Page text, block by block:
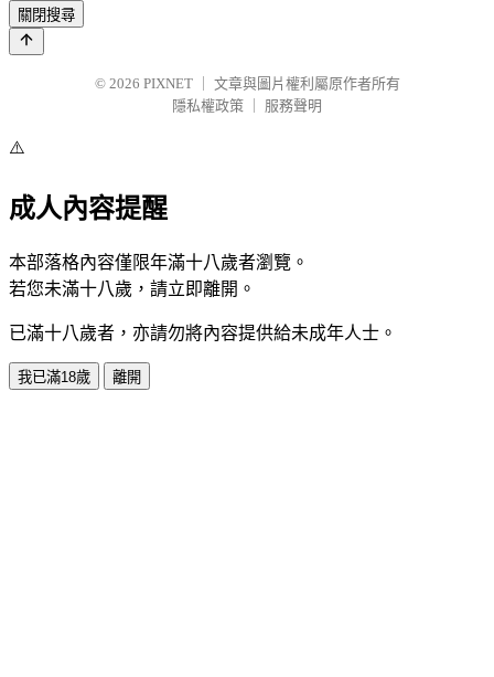
關閉搜尋
© 2026 PIXNET
文章與圖片權利屬原作者所有
隱私權政策
服務聲明
⚠️
成人內容提醒
本部落格內容僅限年滿十八歲者瀏覽。
若您未滿十八歲，請立即離開。
已滿十八歲者，亦請勿將內容提供給未成年人士。
我已滿18歲 離開